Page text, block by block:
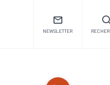
NEWSLETTER